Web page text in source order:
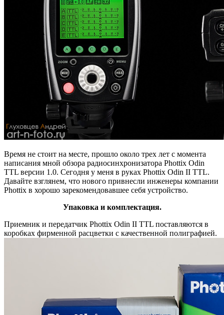
Время не стоит на месте, прошло около трех лет с момента
написания мной обзора радиосинхронизатора Phottix Odin
TTL версии 1.0. Сегодня у меня в руках Phottix Odin II TTL.
Давайте взглянем, что нового привнесли инженеры компании
Phottix в хорошо зарекомендовавшее себя устройство.
Упаковка и комплектация.
Приемник и передатчик Phottix Odin II TTL поставляются в
коробках фирменной расцветки с качественной полиграфией.